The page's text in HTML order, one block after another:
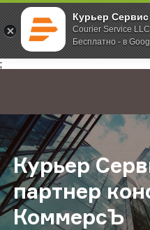
Курьер Сервис
Courier Service LLC
Бесплатно - в
;
Главная О компании
Курьер
партнер
КоммерсЪ